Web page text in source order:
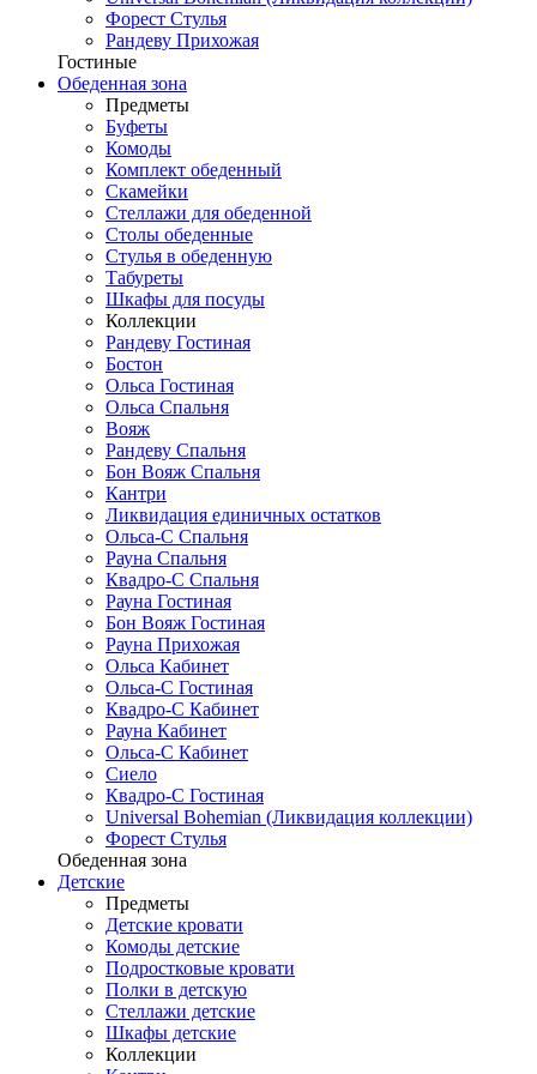
Форест Стулья
Рандеву Прихожая
Гостиные
Обеденная зона
Предметы
Буфеты
Комоды
Комплект обеденный
Скамейки
Стеллажи для обеденной
Столы обеденные
Стулья в обеденную
Табуреты
Шкафы для посуды
Коллекции
Рандеву Гостиная
Бостон
Ольса Гостиная
Ольса Спальня
Вояж
Рандеву Спальня
Бон Вояж Спальня
Кантри
Ликвидация единичных остатков
Ольса-С Спальня
Рауна Спальня
Квадро-С Спальня
Рауна Гостиная
Бон Вояж Гостиная
Рауна Прихожая
Ольса Кабинет
Ольса-С Гостиная
Квадро-С Кабинет
Рауна Кабинет
Ольса-С Кабинет
Сиело
Квадро-С Гостиная
Universal Bohemian (Ликвидация коллекции)
Форест Стулья
Обеденная зона
Детские
Предметы
Детские кровати
Комоды детские
Подростковые кровати
Полки в детскую
Стеллажи детские
Шкафы детские
Коллекции